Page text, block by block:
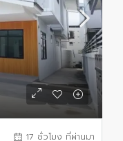
17 ชั่วโมง ที่ผ่านมา